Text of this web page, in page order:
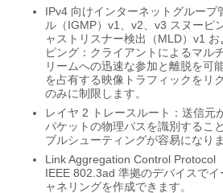
IPv4 向けインターネットグループ
ル（IGMP）v1、v2、v3 スヌーピ
ャストリスナー検出（MLD）v1
ピング：クライアントによるマル
リームへの迅速な参加と離脱を可
を占有する映像トラフィックをリ
のみに制限します。
レイヤ 2 トレースルート：送信元
パケットの物理パスを識別するこ
ブルシューティングが容易になりま
Link Aggregation Control Protocol
IEEE 802.3ad 準拠のデバイスでイ
ャネリングを作成できます。